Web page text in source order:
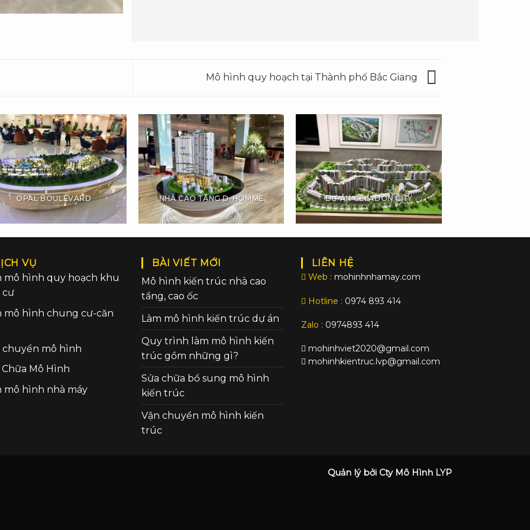
Mô hình quy hoạch tại Thành phố Bắc Giang
OPAL BOULEVARD NHÀ CAO TẦNG D-HOMME DỰ ÁN CELADON CITY
VỤ
mô hình quy hoạch khu
cư
mô hình chung cư-căn
chuyển mô hình
Chữa Mô Hình
mô hình nhà máy
BÀI VIẾT MỚI
Mô hình kiến trúc nhà cao
tầng, cao ốc
Làm mô hình kiến trúc dự án
Quy trình làm mô hình kiến
trúc gồm những gì?
Sửa chữa bổ sung mô hình
kiến trúc
Vận chuyển mô hình kiến
trúc
LIÊN HỆ
Web : mohinhnhamay.com
Hotline : 0974 893 414
Zalo : 0974893 414
mohinhviet2020@gmail.com
mohinhkientruc.lvp@gmail.com
Quản lý bởi Cty Mô Hình LYP